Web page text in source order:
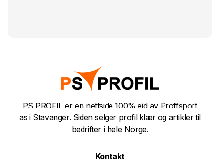
PS PROFIL er en nettside 100% eid av Proffsport
as i Stavanger. Siden selger profil klær og artikler til
bedrifter i hele Norge.
Kontakt